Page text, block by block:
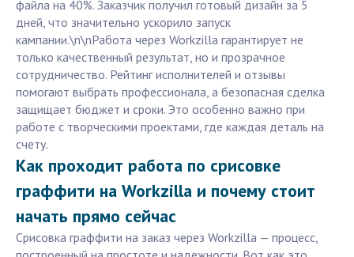
файла на 40%. Заказчик получил готовый дизайн за 5
дней, что значительно ускорило запуск
кампании.\n\nРабота через Workzilla гарантирует не
только качественный результат, но и прозрачное
сотрудничество. Рейтинг исполнителей и отзывы
помогают выбрать профессионала, а безопасная сделка
защищает бюджет и сроки. Это особенно важно при
работе с творческими проектами, где каждая деталь на
счету.
Как проходит работа по срисовке
граффити на Workzilla и почему стоит
начать прямо сейчас
Срисовка граффити на заказ через Workzilla — процесс,